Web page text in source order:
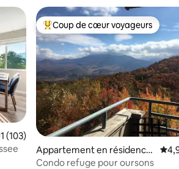
moyenne sur la base de 103
(103)
Coups de cœur voyageurs les
Coup de cœur voyageurs
Appartement en résidence
⋅ Gatlinburg
Condo refuge pour oursons